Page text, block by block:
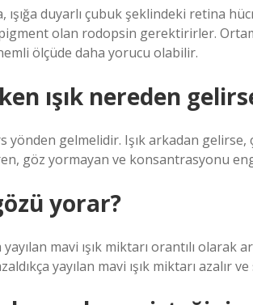
ışığa duyarlı çubuk şeklindeki retina
olan rodopsin gerektirirler. Ortam
ölçüde daha yorucu olabilir.
ışık nereden
yönden gelmelidir. Işık arkadan
göz yormayan ve konsantrasyonu
yorar?
mavi ışık miktarı orantılı
yayılan mavi ışık miktarı azalır